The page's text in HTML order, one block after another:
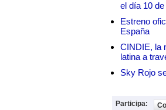
el día 10
Estreno
España
CINDIE, la
latina a
Sky Rojo
Participa: